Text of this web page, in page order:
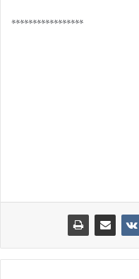
*****************